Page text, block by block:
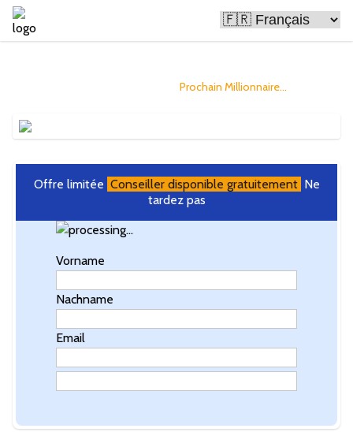
Prochain Millionnaire...
Offre limitée Conseiller disponible gratuitement Ne
tardez pas
Vorname
Nachname
Email